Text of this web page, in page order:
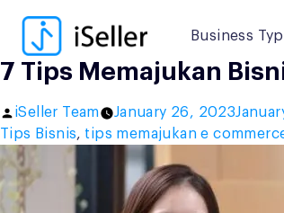
Business
content
7 Tips Memajukan
Posted
by
iSeller Team January 26, 2023
Tips Bisnis, tips memajukan e